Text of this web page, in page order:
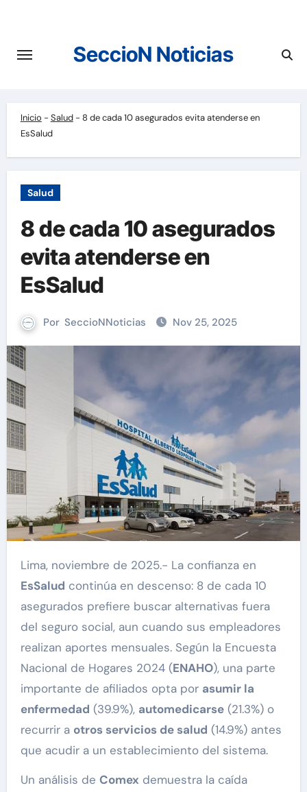
contenido
SeccioN Noticias
Inicio - Salud- 8 de cada 10 asegurados evita atenderse en
EsSalud
Salud
8 de cada 10 asegurados
evita atenderse en
EsSalud
Por SeccioNNoticias Nov 25, 2025
Lima, noviembre de 2025.- La confianza en
EsSalud continúa en descenso: 8 de cada 10
asegurados prefiere buscar alternativas fuera
del seguro social, aun cuando sus empleadores
realizan aportes mensuales. Según la Encuesta
Nacional de Hogares 2024 (ENAHO), una parte
importante de afiliados opta por asumir la
enfermedad (39.9%), automedicarse(21.3%) o
recurrir a otros servicios de salud (14.9%) antes
que acudir a un establecimiento del sistema.
Un análisis de Comex demuestra la caída